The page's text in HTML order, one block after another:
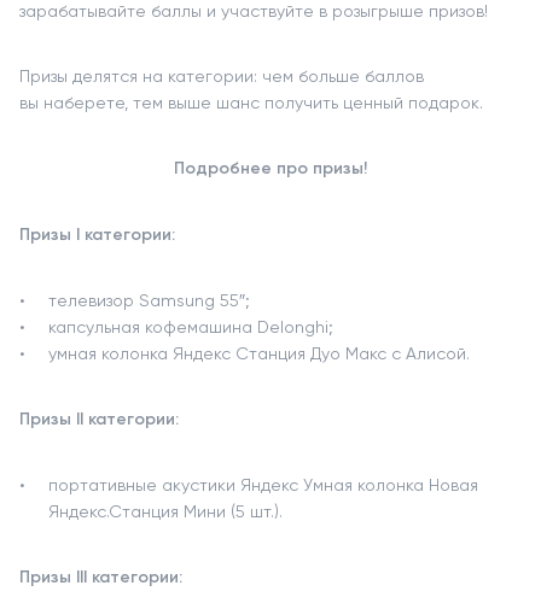
зарабатывайте баллы и участвуйте в розыгрыше призов!
Призы делятся на категории: чем больше баллов
вы наберете, тем выше шанс получить ценный подарок.
Подробнее про призы!
Призы I категории:
телевизор Samsung 55″;
капсульная кофемашина Delonghi;
умная колонка Яндекс Станция Дуо Макс с Алисой.
Призы II категории:
портативные акустики Яндекс Умная колонка Новая
Яндекс.Станция Мини (5 шт.).
Призы III категории: